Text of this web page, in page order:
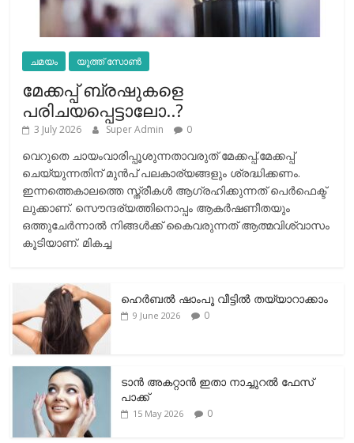
ചമയം യൂത്ത് സോൺ
മേക്കപ്പ് ബ്രഷുകളെ
പരിചയപ്പെട്ടാലോ..?
3 July 2026 Super Admin 0
വെറുതെ ചായംവാരിപ്പൂശുന്നതാവരുത് മേക്കപ്പ്.മേക്കപ്പ്
ചെയ്യുന്നതിന് മുന്‍പ് പലകാര്യങ്ങളും ശ്രദ്ധിക്കണം.
ഇന്നത്തെകാലത്തെ സ്ത്രീകള്‍ ആഗ്രഹിക്കുന്നത് പെര്‍ഫെക്ട്
ലുക്കാണ്. സൌന്ദര്യത്തിനൊപ്പം ആകര്‍ഷണീതയും
ഒത്തുചേര്‍ന്നാല്‍ നിങ്ങള്‍ക്ക് കൈവരുന്നത് ആത്മവിശ്വാസം
കൂടിയാണ്. മികച്ച
ഹെര്‍ബല്‍ ഷാംപൂ വീട്ടില്‍ തയ്യാറാക്കാം
9 June 2026 0
ടാന്‍ അകറ്റാന്‍ ഇതാ നാച്ചുറല്‍ ഫേസ്
പാക്ക്
15 May 2026 0